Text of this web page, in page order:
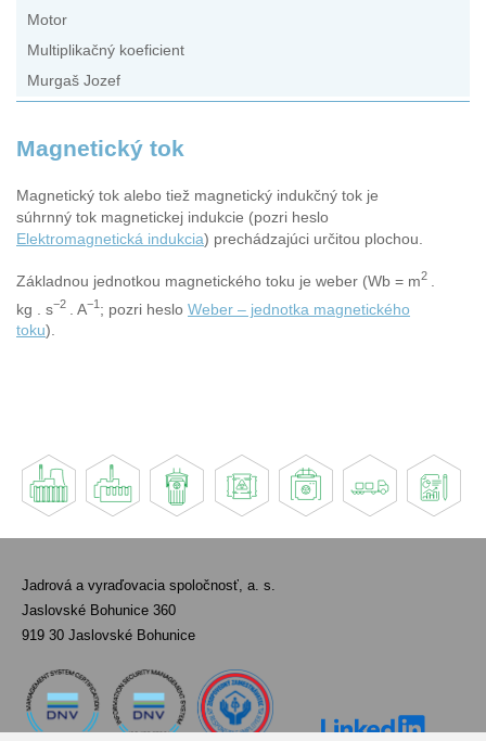
Motor
Multiplikačný koeficient
Murgaš Jozef
Magnetický tok
Magnetický tok alebo tiež magnetický indukčný tok je
súhrnný tok magnetickej indukcie (pozri heslo
Elektromagnetická indukcia) prechádzajúci určitou plochou.
Základnou jednotkou magnetického toku je weber (Wb = m2
kg . s−2 . A−1 ; pozri heslo Weber – jednotka magnetického
toku).
Jadrová a vyraďovacia spoločnosť, a. s.
Jaslovské Bohunice 360
919 30 Jaslovské Bohunice